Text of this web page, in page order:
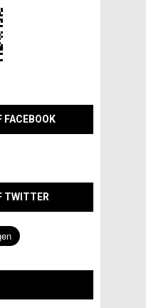
TWITTER